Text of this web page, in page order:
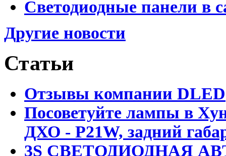
Светодиодные панели в
Другие новости
Статьи
Отзывы компании DLED
Посоветуйте лампы в
ДХО - P21W, задний
3S СВЕТОДИОДНАЯ